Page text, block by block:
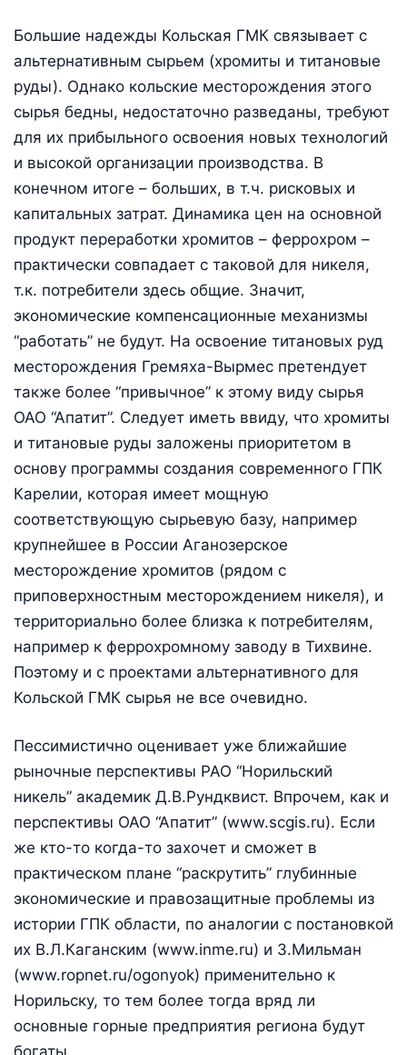
Большие надежды Кольская ГМК связывает с
альтернативным сырьем (хромиты и титановые
руды). Однако кольские месторождения этого
сырья бедны, недостаточно разведаны, требуют
для их прибыльного освоения новых технологий
и высокой организации производства. В
конечном итоге – больших, в т.ч. рисковых и
капитальных затрат. Динамика цен на основной
продукт переработки хромитов – феррохром –
практически совпадает с таковой для никеля,
т.к. потребители здесь общие. Значит,
экономические компенсационные механизмы
“работать” не будут. На освоение титановых руд
месторождения Гремяха-Вырмес претендует
также более “привычное” к этому виду сырья
ОАО “Апатит”. Следует иметь ввиду, что хромиты
и титановые руды заложены приоритетом в
основу программы создания современного ГПК
Карелии, которая имеет мощную
соответствующую сырьевую базу, например
крупнейшее в России Аганозерское
месторождение хромитов (рядом с
приповерхностным месторождением никеля), и
территориально более близка к потребителям,
например к феррохромному заводу в Тихвине.
Поэтому и с проектами альтернативного для
Кольской ГМК сырья не все очевидно.
Пессимистично оценивает уже ближайшие
рыночные перспективы РАО “Норильский
никель” академик Д.В.Рундквист. Впрочем, как и
перспективы ОАО “Апатит” (www.scgis.ru). Если
же кто-то когда-то захочет и сможет в
практическом плане “раскрутить” глубинные
экономические и правозащитные проблемы из
истории ГПК области, по аналогии с постановкой
их В.Л.Каганским (www.inme.ru) и З.Мильман
(www.ropnet.ru/ogonyok) применительно к
Норильску, то тем более тогда вряд ли
основные горные предприятия региона будут